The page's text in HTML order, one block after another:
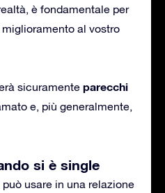
è fondamentale per
al vostro
sicuramente parecchi
e, più generalmente,
si è single
usare in una relazione